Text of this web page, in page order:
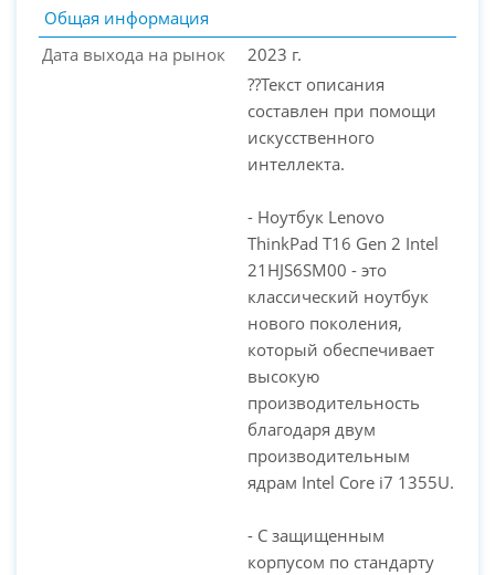
Общая информация
Дата выхода на рынок
2023 г.
??Текст описания
составлен при помощи
искусственного
интеллекта.
- Ноутбук Lenovo
ThinkPad T16 Gen 2 Intel
21HJS6SM00 - это
классический ноутбук
нового поколения,
который обеспечивает
высокую
производительность
благодаря двум
производительным
ядрам Intel Core i7 1355U.
- С защищенным
корпусом по стандарту